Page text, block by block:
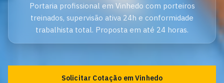
Portaria profissional em Vinhedo com porteiros
treinados, supervisão ativa 24h e conformidade
trabalhista total. Proposta em até 24 horas.
Solicitar Cotação em Vinhedo